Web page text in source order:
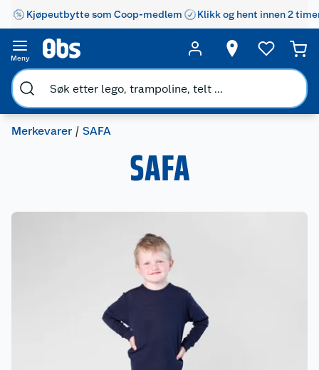
Kjøpeutbytte som Coop-medlem Klikk og hent innen 2
Meny
Merkevarer SAFA
SAFA